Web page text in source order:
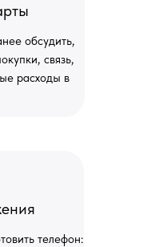
обсудить,
связь,
расходы в
телефон: